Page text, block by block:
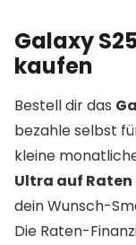
Galaxy
kaufen
Bestell dir das
bezahle selbst
kleine
Ultra auf
dein Wunsch-
Die Raten-